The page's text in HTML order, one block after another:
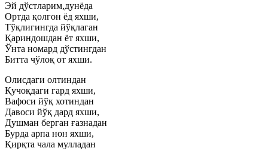
Эй дўстларим,дунёда
Ортда қолгон ёд яхши,
Тўқлигингда йўқлаган
Қариндошдан ёт яхши,
Ўнта номард дўстингдан
Битта чўлоқ от яхши.
Олисдаги олтиндан
Қучоқдаги гард яхши,
Вафоси йўқ хотиндан
Давоси йўқ дард яхши,
Душман берган ғазнадан
Бурда арпа нон яхши,
Қирқта чала мулладан